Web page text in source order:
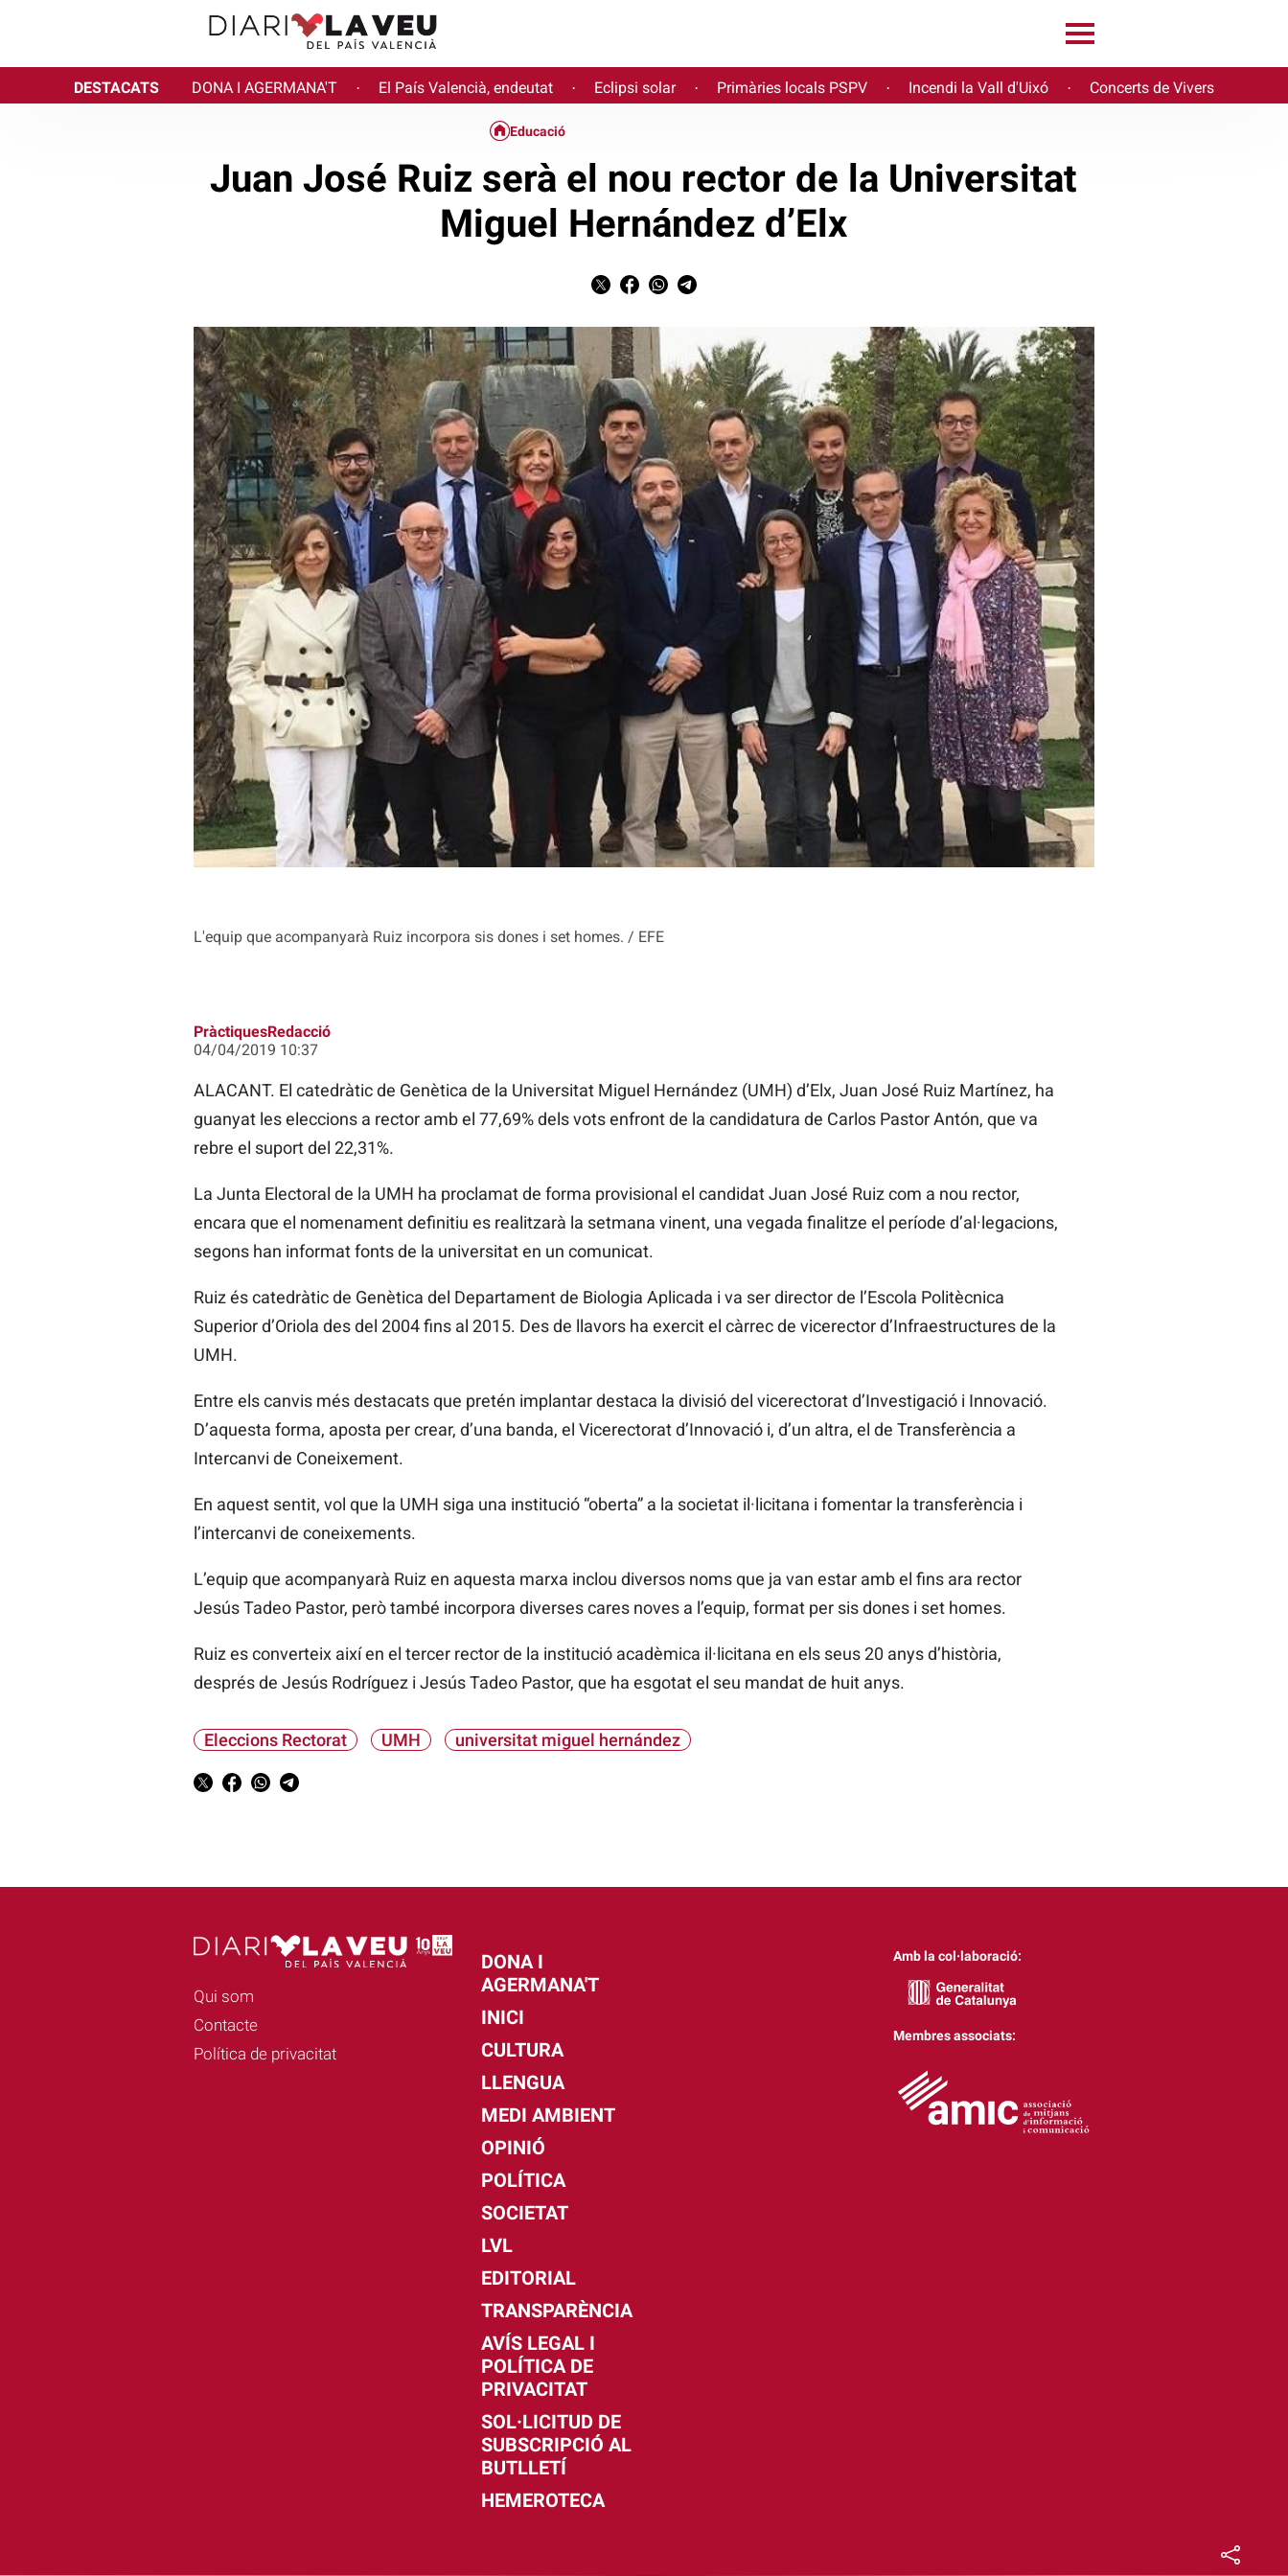
DESTACATS DONA I AGERMANA'T · El País Valencià, endeutat · Eclipsi solar · Primàries locals PSPV · Incendi la Vall d'Uixó · Concerts de Vivers
L'equip que acompanyarà Ruiz incorpora sis dones i set homes. / EFE
Educació
Juan José Ruiz serà el nou rector de la Universitat
Miguel Hernández d’Elx
PràctiquesRedacció
04/04/2019 10:37
ALACANT. El catedràtic de Genètica de la Universitat Miguel Hernández (UMH) d’Elx, Juan José Ruiz Martínez, ha
guanyat les eleccions a rector amb el 77,69% dels vots enfront de la candidatura de Carlos Pastor Antón, que va
rebre el suport del 22,31%.
La Junta Electoral de la UMH ha proclamat de forma provisional el candidat Juan José Ruiz com a nou rector,
encara que el nomenament definitiu es realitzarà la setmana vinent, una vegada finalitze el període d’al·legacions,
segons han informat fonts de la universitat en un comunicat.
Ruiz és catedràtic de Genètica del Departament de Biologia Aplicada i va ser director de l’Escola Politècnica
Superior d’Oriola des del 2004 fins al 2015. Des de llavors ha exercit el càrrec de vicerector d’Infraestructures de la
UMH.
Entre els canvis més destacats que pretén implantar destaca la divisió del vicerectorat d’Investigació i Innovació.
D’aquesta forma, aposta per crear, d’una banda, el Vicerectorat d’Innovació i, d’un altra, el de Transferència a
Intercanvi de Coneixement.
En aquest sentit, vol que la UMH siga una institució “oberta” a la societat il·licitana i fomentar la transferència i
l’intercanvi de coneixements.
L’equip que acompanyarà Ruiz en aquesta marxa inclou diversos noms que ja van estar amb el fins ara rector
Jesús Tadeo Pastor, però també incorpora diverses cares noves a l’equip, format per sis dones i set homes.
Ruiz es converteix així en el tercer rector de la institució acadèmica il·licitana en els seus 20 anys d’història,
després de Jesús Rodríguez i Jesús Tadeo Pastor, que ha esgotat el seu mandat de huit anys.
Eleccions Rectorat UMH universitat miguel hernández
Qui som
Contacte
Política de privacitat
DONA I
AGERMANA'T
INICI
CULTURA
LLENGUA
MEDI AMBIENT
OPINIÓ
POLÍTICA
SOCIETAT
LVL
EDITORIAL
TRANSPARÈNCIA
AVÍS LEGAL I
POLÍTICA DE
PRIVACITAT
SOL·LICITUD DE
SUBSCRIPCIÓ AL
BUTLLETÍ
HEMEROTECA
Amb la col·laboració:
Membres associats: